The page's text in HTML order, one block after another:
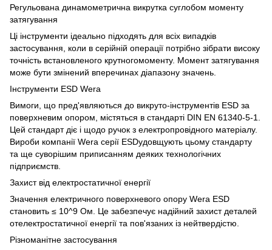
Регульована динамометрична викрутка суглобом моменту
затягування
Ці інструменти ідеально підходять для всіх випадків
застосування, коли в серійній операції потрібно зібрати високу
точність встановленого крутногомоменту. Момент затягування
може бути змінений вперечинах діапазону значень.
Інструменти ESD Wera
Вимоги, що пред'являються до викруто-інструментів ESD за
поверхневим опором, містяться в стандарті DIN EN 61340-5-1.
Цей стандарт діє і щодо ручок з електропровідного матеріалу.
Вироби компанії Wera серії ESDудовщують цьому стандарту
та ще суворішим приписанням деяких технологічних
підприємств.
Захист від електростатичної енергії
Значення електричного поверхневого опору Wera ESD
становить ≤ 10^9 Ом. Це забезпечує надійний захист деталей
отелектростатичної енергії та пов'язаних із нейтвердістю.
Різноманітне застосування